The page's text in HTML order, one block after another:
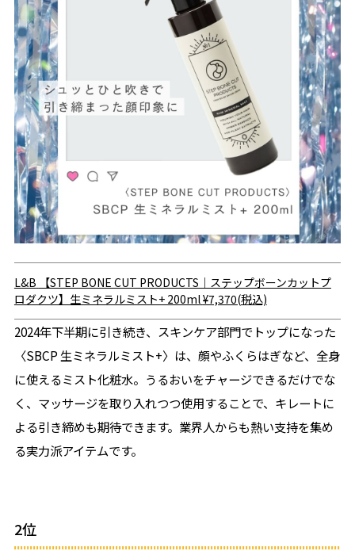
L&B
【STEP BONE CUT PRODUCTS｜ステップボーンカットプ
ロダクツ】生ミネラルミスト+ 200ml¥7,370(税込)
2024年下半期に引き続き、スキンケア部門でトップになった
〈SBCP 生ミネラルミスト+〉は、顔やふくらはぎなど、全身
に使えるミスト化粧水。うるおいをチャージできるだけでな
く、マッサージを取り入れつつ使用することで、キレートに
よる引き締めも期待できます。業界人からも熱い支持を集め
る実力派アイテムです。
2位